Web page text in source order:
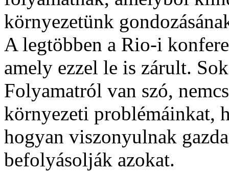
környezetünk
A legtöbben a Rio-i
amely ezzel le is zárult.
Folyamatról van szó,
környezeti problémáinkat,
hogyan viszonyulnak
befolyásolják azokat.